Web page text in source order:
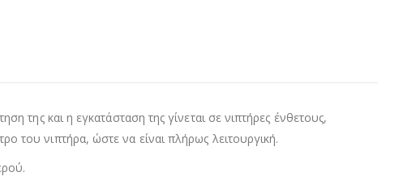
της και η εγκατάσταση της γίνεται σε νιπτήρες ένθετους,
του νιπτήρα, ώστε να είναι πλήρως λειτουργική.